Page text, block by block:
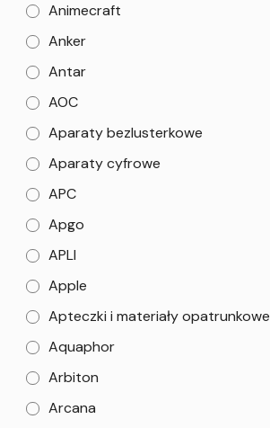
Animecraft
Anker
Antar
AOC
Aparaty bezlusterkowe
Aparaty cyfrowe
APC
Apgo
APLI
Apple
Apteczki i materiały opatrunkowe
Aquaphor
Arbiton
Arcana